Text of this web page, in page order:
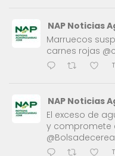
NAP Noticias
Marruecos
carnes rojas
NAP Noticias
El exceso de
y compromete